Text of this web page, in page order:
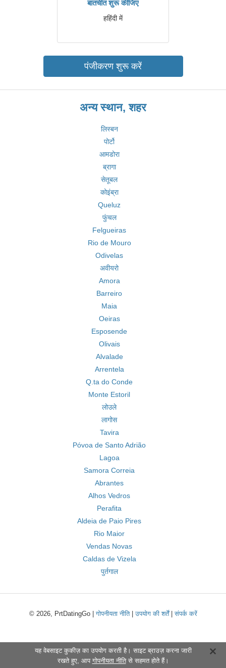
बातचीत शुरू कीजिए
हहिंदी में
पंजीकरण शुरू करें
अन्य स्थान, शहर
लिस्बन
पोर्टो
आमडोरा
ब्रागा
सेतूबल
कोइंब्रा
Queluz
फुंचल
Felgueiras
Rio de Mouro
Odivelas
अवीयरो
Amora
Barreiro
Maia
Oeiras
Esposende
Olivais
Alvalade
Arrentela
Q.ta do Conde
Monte Estoril
लोउले
लागोस
Tavira
Póvoa de Santo Adrião
Lagoa
Samora Correia
Abrantes
Alhos Vedros
Perafita
Aldeia de Paio Pires
Rio Maior
Vendas Novas
Caldas de Vizela
पुर्तगाल
© 2026, PrtDatingGo |गोपनीयता नीति|उपयोग की शर्तें|संपर्क करें
यह वेबसाइट कुकीज़ का उपयोग करती है। साइट ब्राउज़ करना जारी
रखते हुए, आप गोपनीयता नीतिसे सहमत होते हैं।